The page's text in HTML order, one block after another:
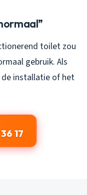
toilet zou
gebruik. Als
installatie of het
17